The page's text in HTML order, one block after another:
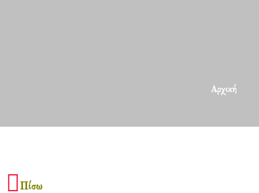
Αρχική
Πίσω